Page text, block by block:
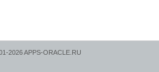
2026 APPS-ORACLE.RU